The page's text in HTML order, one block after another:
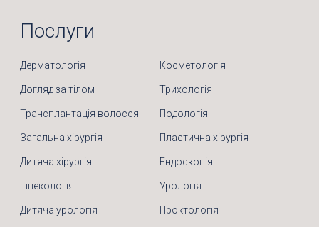
Послуги
Дерматологія Косметологія
Догляд за тілом Трихологія
Трансплантація волосся Подологія
Загальна хірургія Пластична хірургія
Дитяча хірургія Ендоскопія
Гінекологія Урологія
Дитяча урологія Проктологія